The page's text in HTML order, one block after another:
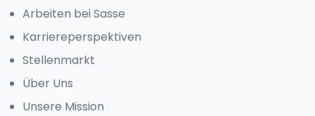
Arbeiten bei Sasse
Karriereperspektiven
Stellenmarkt
Über Uns
Unsere Mission